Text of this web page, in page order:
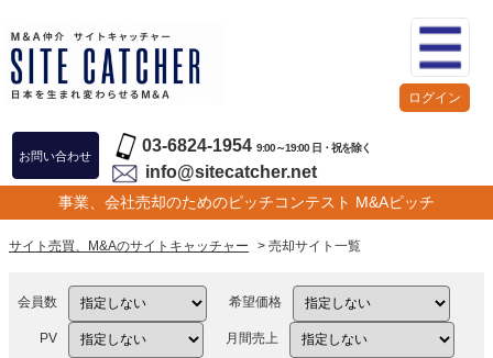
お問い合わせ
03-6824-1954 9:00～19:00 日・祝を除く
info@sitecatcher.net
事業、会社売却のためのピッチコンテスト M&Aピッチ
ログイン
サイト売買、M&Aのサイトキャッチャー > 売却サイト一覧
会員数 希望価格
PV 月間売上